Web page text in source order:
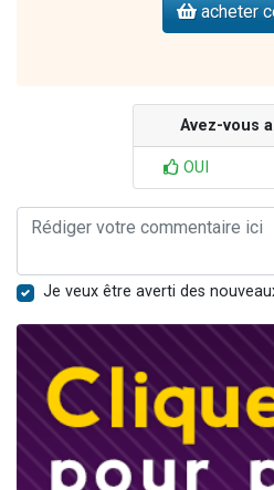
acheter
Avez-vous
OUI
Je veux être averti des